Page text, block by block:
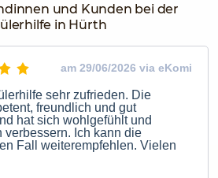
und Kunden bei der
in Hürth
am 29/06/2026 via eKomi
sehr zufrieden. Die
freundlich und gut
hat sich wohlgefühlt und
verbessern. Ich kann die
Fall weiterempfehlen. Vielen